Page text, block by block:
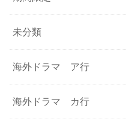
未分類
海外ドラマ ア行
海外ドラマ カ行